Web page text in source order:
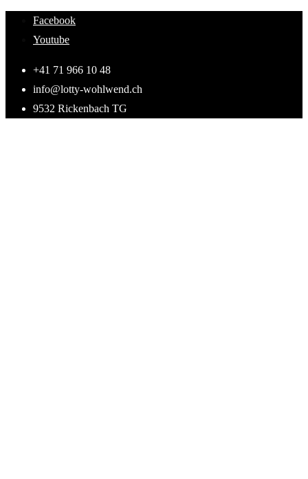
Facebook
Youtube
+41 71 966 10 48
info@lotty-wohlwend.ch
9532 Rickenbach TG